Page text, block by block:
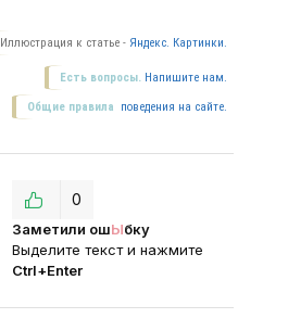
Иллюстрация к статье - Яндекс. Картинки.
Есть вопросы. Напишите нам.
Общие правила поведения на сайте.
Заметили ошЫбку
Выделите текст и нажмите
Ctrl+Enter
0